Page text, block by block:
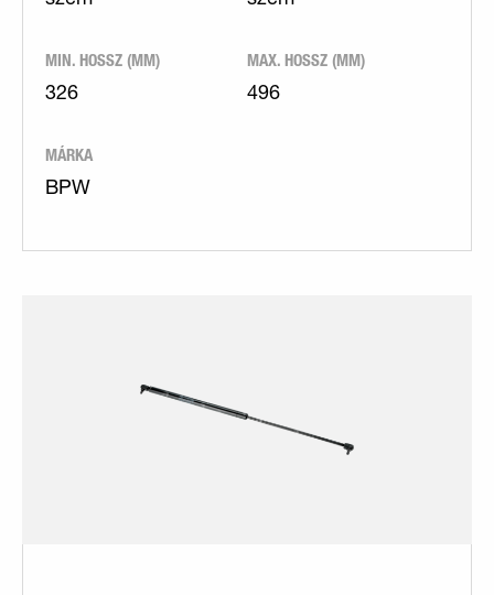
MIN. HOSSZ (MM)
326
MAX. HOSSZ (MM)
496
MÁRKA
BPW